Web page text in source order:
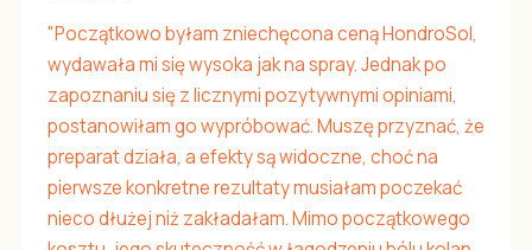
"Początkowo byłam zniechęcona ceną HondroSol,
wydawała mi się wysoka jak na spray. Jednak po
zapoznaniu się z licznymi pozytywnymi opiniami,
postanowiłam go wypróbować. Muszę przyznać, że
preparat działa, a efekty są widoczne, choć na
pierwsze konkretne rezultaty musiałam poczekać
nieco dłużej niż zakładałam. Mimo początkowego